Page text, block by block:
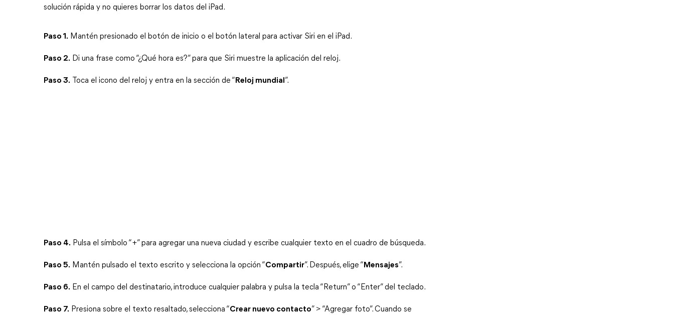
solución rápida y no quieres borrar los datos del iPad.
Paso 1. Mantén presionado el botón de inicio o el botón lateral para activar Siri en el iPad.
Paso 2. Di una frase como “¿Qué hora es?” para que Siri muestre la aplicación del reloj.
Paso 3. Toca el icono del reloj y entra en la sección de “ Reloj mundial ”.
Paso 4. Pulsa el símbolo “+” para agregar una nueva ciudad y escribe cualquier texto en el cuadro de búsqueda.
Paso 5. Mantén pulsado el texto escrito y selecciona la opción “Compartir”. Después, elige “ Mensajes”.
Paso 6. En el campo del destinatario, introduce cualquier palabra y pulsa la tecla “Return” o “Enter” del teclado.
Paso 7. Presiona sobre el texto resaltado, selecciona “Crear nuevo contacto” > “Agregar foto”. Cuando se